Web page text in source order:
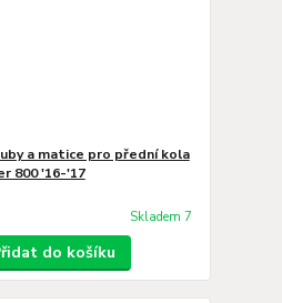
a matice pro přední kola
800 '16-'17
Skladem 7
do košíku